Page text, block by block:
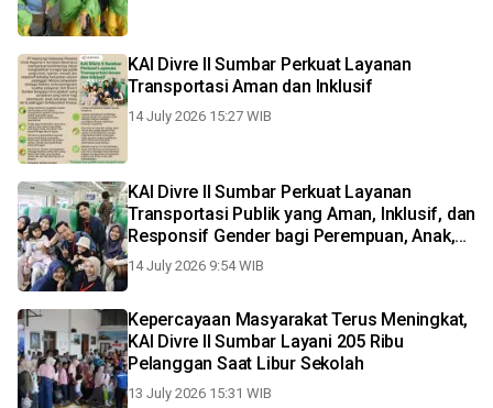
KAI Divre II Sumbar Perkuat Layanan
Transportasi Aman dan Inklusif
14 July 2026 15:27 WIB
KAI Divre II Sumbar Perkuat Layanan
Transportasi Publik yang Aman, Inklusif, dan
Responsif Gender bagi Perempuan, Anak,
serta Pelanggan Prioritas
14 July 2026 9:54 WIB
Kepercayaan Masyarakat Terus Meningkat,
KAI Divre II Sumbar Layani 205 Ribu
Pelanggan Saat Libur Sekolah
13 July 2026 15:31 WIB